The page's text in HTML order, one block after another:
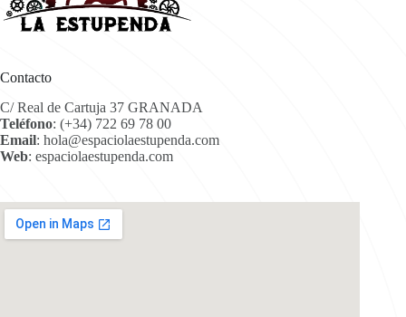
Contacto
C/ Real de Cartuja 37 GRANADA
Teléfono: (+34) 722 69 78 00
Email: hola@espaciolaestupenda.com
Web: espaciolaestupenda.com